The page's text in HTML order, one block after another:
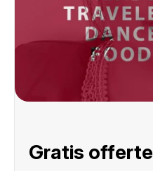
Gratis offerte